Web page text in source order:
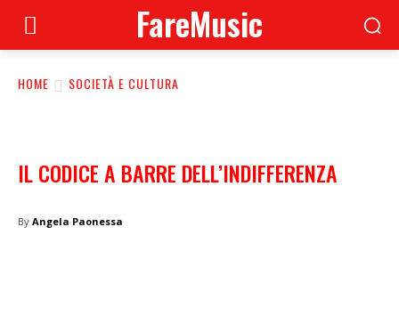
FareMusic
HOME SOCIETÀ E CULTURA
IL CODICE A BARRE DELL’INDIFFERENZA
By Angela Paonessa